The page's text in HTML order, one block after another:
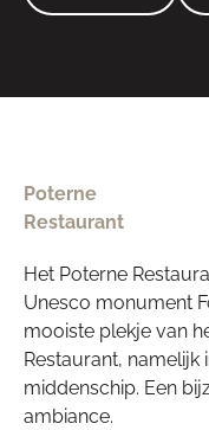
Poterne
Restaurant
Het Poterne
Unesco monument
mooiste plekje van
Restaurant, namelijk
middenschip. Een
ambiance.